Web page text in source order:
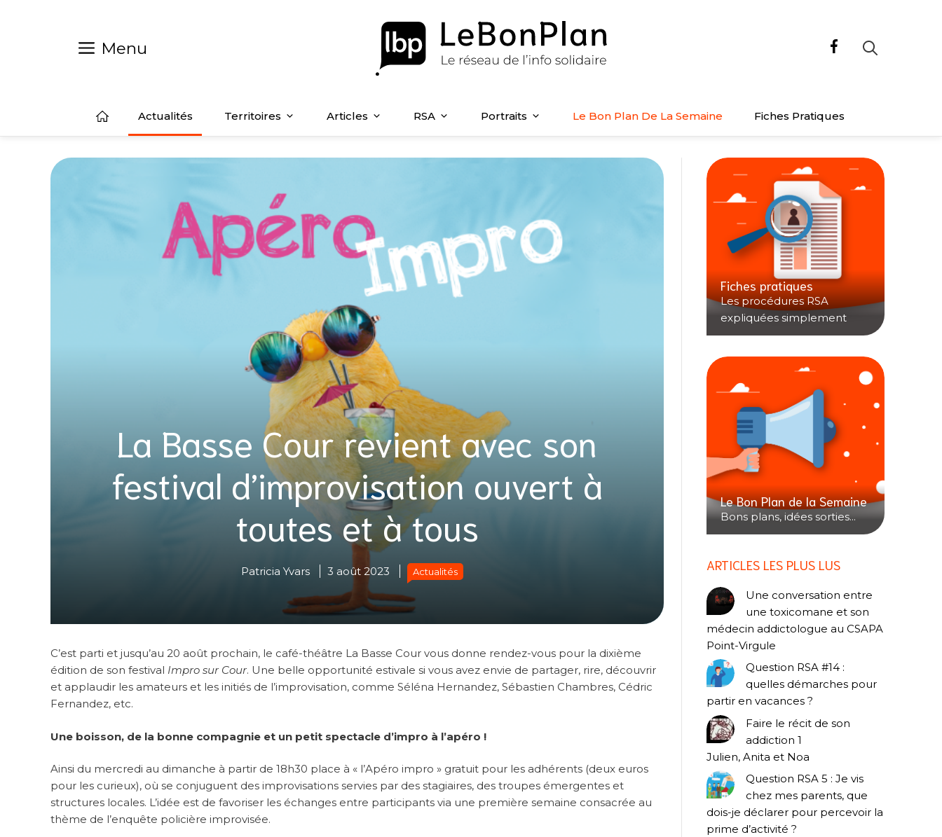
Menu
Actualités Territoires Articles RSA Portraits Le Bon Plan De La Semaine Fiches Pratiques
La Basse Cour revient avec son
festival d’improvisation ouvert à
toutes et à tous
Patricia Yvars 3 août 2023 Actualités
C’est parti et jusqu’au 20 août prochain, le café-théâtre La Basse Cour vous donne rendez-vous pour la dixième
édition de son festival Impro sur Cour. Une belle opportunité estivale si vous avez envie de partager, rire, découvrir
et applaudir les amateurs et les initiés de l’improvisation, comme Séléna Hernandez, Sébastien Chambres, Cédric
Fernandez, etc.
Une boisson, de la bonne compagnie et un petit spectacle d’impro à l’apéro !
Ainsi du mercredi au dimanche à partir de 18h30 place à « l’Apéro impro » gratuit pour les adhérents (deux euros
pour les curieux), où se conjuguent des improvisations servies par des stagiaires, des troupes émergentes et
structures locales. L’idée est de favoriser les échanges entre participants via une première semaine consacrée au
thème de l’enquête policière improvisée.
Fiches pratiques
Les procédures RSA
expliquées simplement
Le Bon Plan de la Semaine
Bons plans, idées sorties...
ARTICLES LES PLUS LUS
Une conversation entre
une toxicomane et son
médecin addictologue au CSAPA
Point-Virgule
Question RSA #14 :
quelles démarches pour
partir en vacances ?
Faire le récit de son
addiction 1
Julien, Anita et Noa
Question RSA 5 : Je vis
chez mes parents, que
dois-je déclarer pour percevoir la
prime d’activité ?